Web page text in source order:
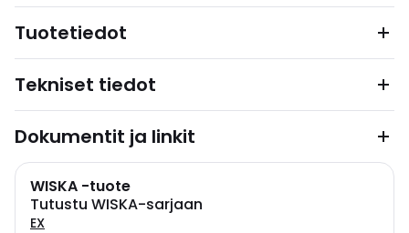
Tuotetiedot
Tekniset tiedot
Dokumentit ja linkit
WISKA -tuote
Tutustu WISKA-sarjaan
EX